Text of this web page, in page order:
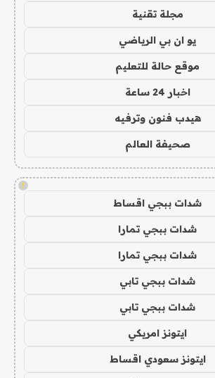
مجلة تقنية
يو ان بي الرياضي
موقع حالة للتعليم
اخبار 24 ساعة
هيدب فنون وترفيه
صحيفة العالم
!
شدات ببجي اقساط
شدات ببجي تمارا
شدات ببجي تمارا
شدات ببجي تابي
شدات ببجي تابي
ايتونز امريكي
ايتونز سعودي اقساط